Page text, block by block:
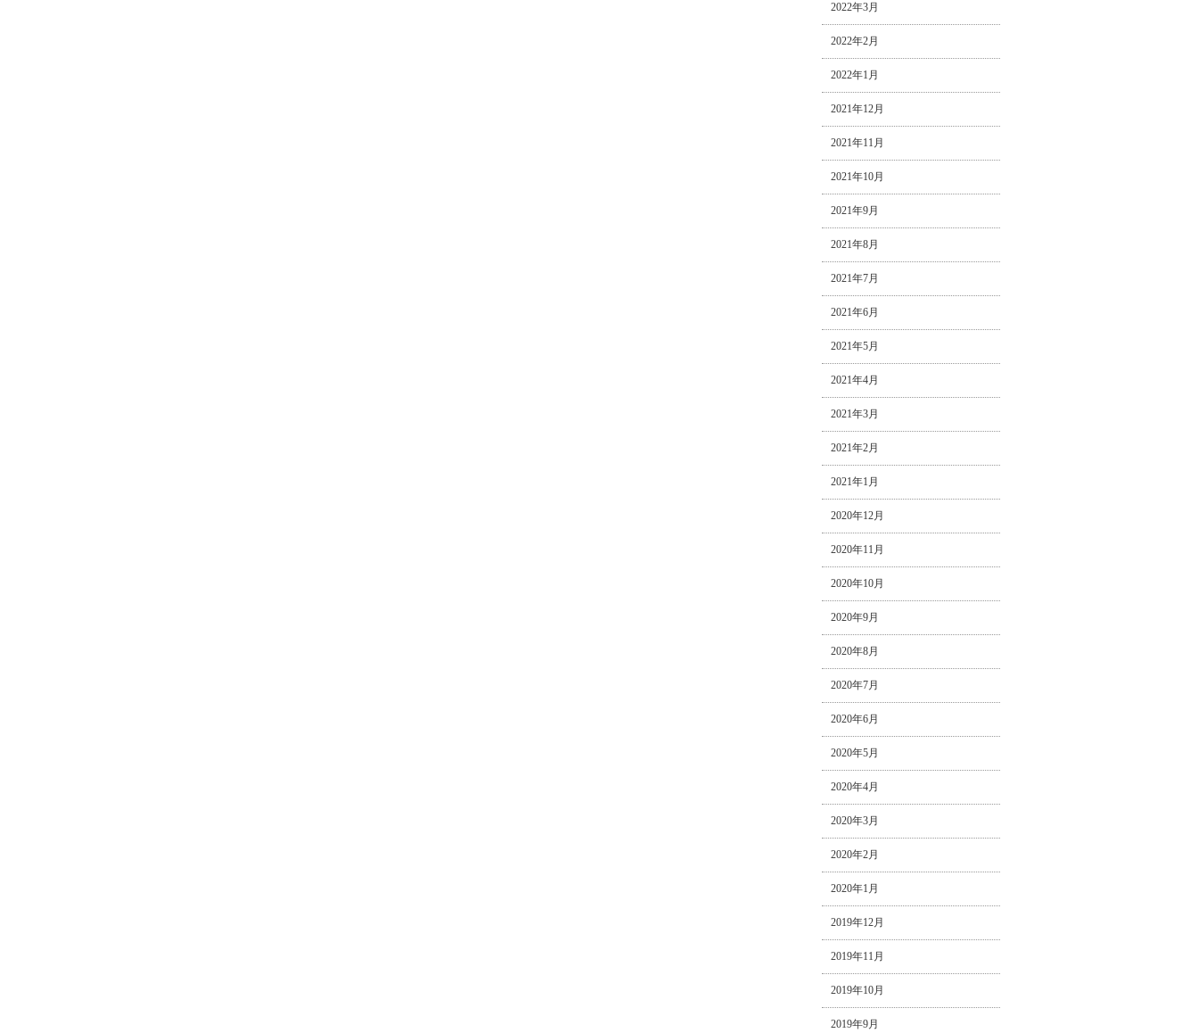
2022年3月
2022年2月
2022年1月
2021年12月
2021年11月
2021年10月
2021年9月
2021年8月
2021年7月
2021年6月
2021年5月
2021年4月
2021年3月
2021年2月
2021年1月
2020年12月
2020年11月
2020年10月
2020年9月
2020年8月
2020年7月
2020年6月
2020年5月
2020年4月
2020年3月
2020年2月
2020年1月
2019年12月
2019年11月
2019年10月
2019年9月